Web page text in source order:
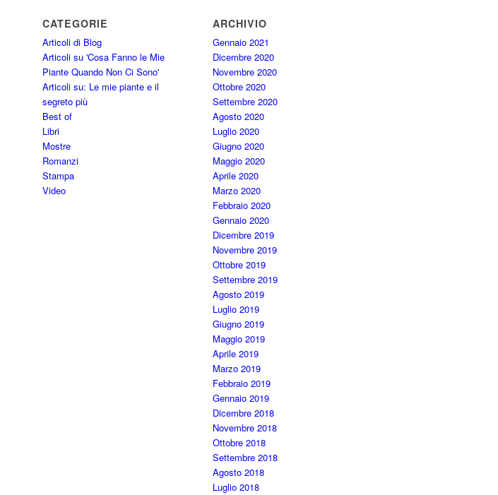
CATEGORIE
Articoli di Blog
Articoli su 'Cosa Fanno le Mie
Piante Quando Non Ci Sono'
Articoli su: Le mie piante e il
segreto più
Best of
Libri
Mostre
Romanzi
Stampa
Video
ARCHIVIO
Gennaio 2021
Dicembre 2020
Novembre 2020
Ottobre 2020
Settembre 2020
Agosto 2020
Luglio 2020
Giugno 2020
Maggio 2020
Aprile 2020
Marzo 2020
Febbraio 2020
Gennaio 2020
Dicembre 2019
Novembre 2019
Ottobre 2019
Settembre 2019
Agosto 2019
Luglio 2019
Giugno 2019
Maggio 2019
Aprile 2019
Marzo 2019
Febbraio 2019
Gennaio 2019
Dicembre 2018
Novembre 2018
Ottobre 2018
Settembre 2018
Agosto 2018
Luglio 2018